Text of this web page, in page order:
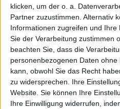
klicken, um der o. a.
Partner zuzustimmen. Alternativ
Informationen zugreifen und
Sie der Verarbeitung zustimmen
beachten Sie, dass die
personenbezogenen Daten
kann, obwohl Sie das Recht
zu widersprechen. Ihre
Website. Sie können Ihre
Ihre Einwilligung widerrufen,